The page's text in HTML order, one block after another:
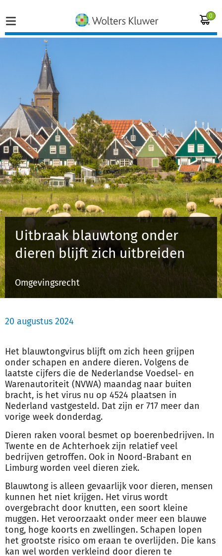
0
Vakgebieden
Actueel
Producten
Opleidingen
Juridisch advies
Inloggen op de kennisbank
Inloggen
Uitbraak blauwtong onder
dieren blijft zich uitbreiden
Omgevingsrecht
20 augustus 2024
Het blauwtongvirus blijft om zich heen grijpen
onder schapen en andere dieren. Volgens de
laatste cijfers die de Nederlandse Voedsel- en
Warenautoriteit (NVWA) maandag naar buiten
bracht, is het virus nu op 4524 plaatsen in
Nederland vastgesteld. Dat zijn er 717 meer dan
vorige week donderdag.
Dieren raken vooral besmet op boerenbedrijven. In
Twente en de Achterhoek zijn relatief veel
bedrijven getroffen. Ook in Noord-Brabant en
Limburg worden veel dieren ziek.
Blauwtong is alleen gevaarlijk voor dieren, mensen
kunnen het niet krijgen. Het virus wordt
overgebracht door knutten, een soort kleine
muggen. Het veroorzaakt onder meer een blauwe
tong, hoge koorts en zwellingen. Schapen lopen
het grootste risico om eraan te overlijden. Die kans
kan wel worden verkleind door dieren te